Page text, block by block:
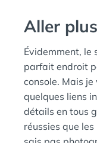
Aller
Évidemment, le
parfait endroit
console. Mais
quelques liens
détails en tous
réussies que les